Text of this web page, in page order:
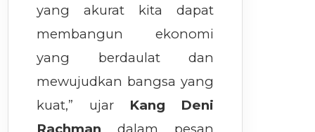
yang akurat kita dapat
membangun ekonomi
yang berdaulat dan
mewujudkan bangsa yang
kuat,” ujar Kang Deni